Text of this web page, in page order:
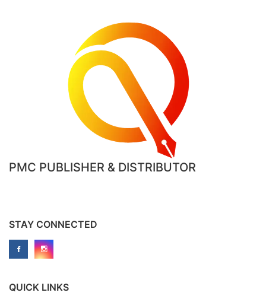
PMC PUBLISHER & DISTRIBUTOR
STAY CONNECTED
QUICK LINKS